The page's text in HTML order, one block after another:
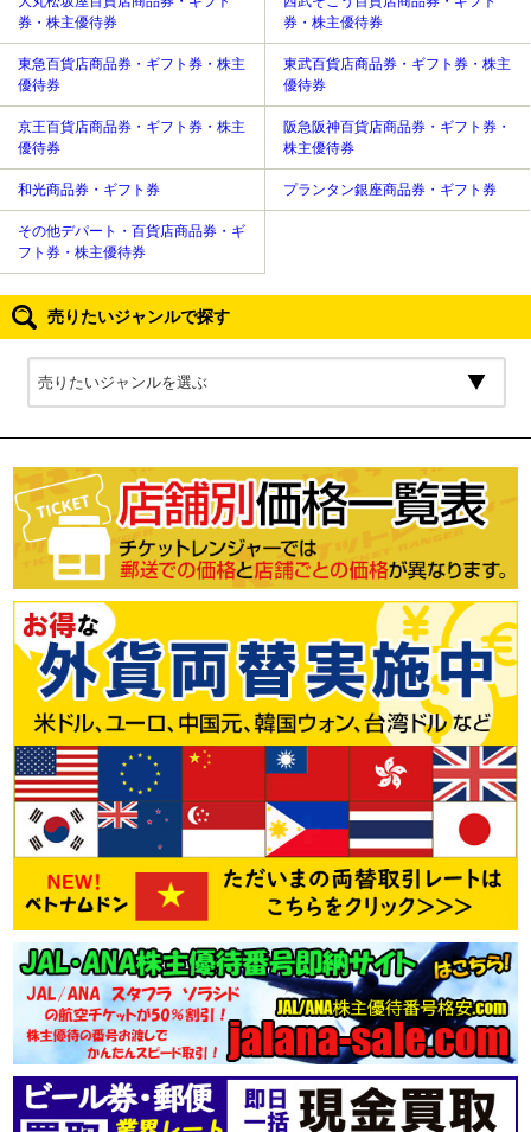
券・株主優待券
券・株主優待券
東急百貨店商品券・ギフト券・株主
優待券
東武百貨店商品券・ギフト券・株主
優待券
京王百貨店商品券・ギフト券・株主
優待券
阪急阪神百貨店商品券・ギフト券・
株主優待券
和光商品券・ギフト券 プランタン銀座商品券・ギフト券
その他デパート・百貨店商品券・ギ
フト券・株主優待券
売りたいジャンルで探す